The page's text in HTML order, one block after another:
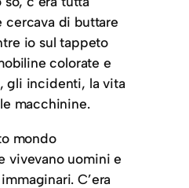
cercava di buttare
io sul tappeto
colorate e
gli incidenti, la vita
macchinine.
mondo
vivevano uomini e
C’era